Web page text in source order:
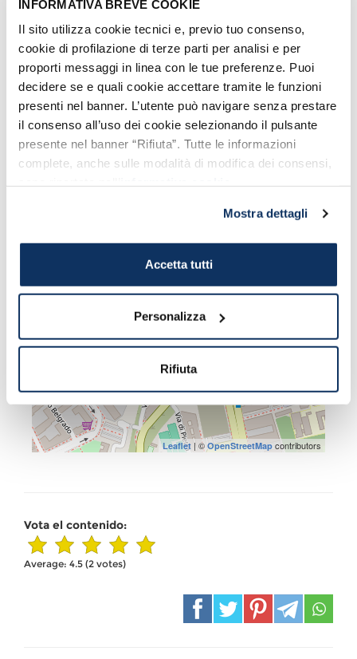
INFORMATIVA BREVE COOKIE
Il sito utilizza cookie tecnici e, previo tuo consenso,
cookie di profilazione di terze parti per analisi e per
proporti messaggi in linea con le tue preferenze. Puoi
decidere se e quali cookie accettare tramite le funzioni
presenti nel banner. L’utente può navigare senza prestare
il consenso all’uso dei cookie selezionando il pulsante
presente nel banner “Rifiuta”. Tutte le informazioni
complete, anche sulle modalità di modifica dei consensi,
Mostra dettagli
Accetta tutti
Personalizza
Rifiuta
Estación de Roma Trastevere
HORARIOS
: Lunes - viernes de 6:00 a 13:10
+
Leaflet | © OpenStreetMap contributors
Vota el contenido:
Average: 4.5 (2 votes)